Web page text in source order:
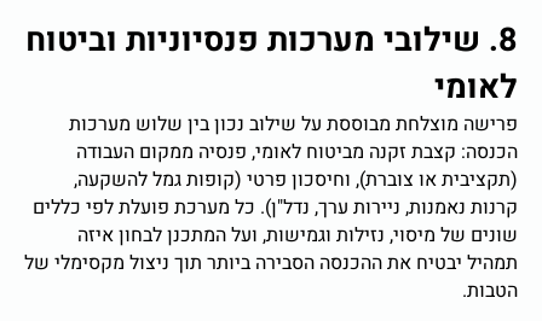
8. שילובי מערכות פנסיוניות וביטוח
לאומי
פרישה מוצלחת מבוססת על שילוב נכון בין שלוש מערכות
הכנסה: קצבת זקנה מביטוח לאומי, פנסיה ממקום העבודה
(תקציבית או צוברת), וחיסכון פרטי (קופות גמל להשקעה,
קרנות נאמנות, ניירות ערך, נדל"ן). כל מערכת פועלת לפי כללים
שונים של מיסוי, נזילות וגמישות, ועל המתכנן לבחון איזה
תמהיל יבטיח את ההכנסה הסבירה ביותר תוך ניצול מקסימלי של
הטבות.